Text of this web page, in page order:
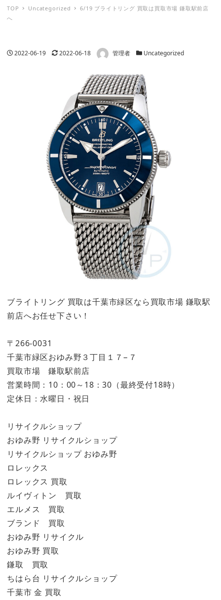
TOP Uncategorized
6/19 ブライトリング 買取は買取市場 鎌取駅前店
へ
投稿日
2022-06-19 更新日
2022-06-18 著者 管理者 カテゴリー
Uncategorized
ブライトリング 買取は千葉市緑区なら買取市場 鎌取駅
前店へお任せ下さい！
〒266-0031
千葉市緑区おゆみ野３丁目１７−７
買取市場 鎌取駅前店
営業時間：10：00～18：30（最終受付18時）
定休日：水曜日・祝日
リサイクルショップ
おゆみ野 リサイクルショップ
リサイクルショップ おゆみ野
ロレックス
ロレックス 買取
ルイヴィトン 買取
エルメス 買取
ブランド 買取
おゆみ野 リサイクル
おゆみ野 買取
鎌取 買取
ちはら台 リサイクルショップ
千葉市 金 買取